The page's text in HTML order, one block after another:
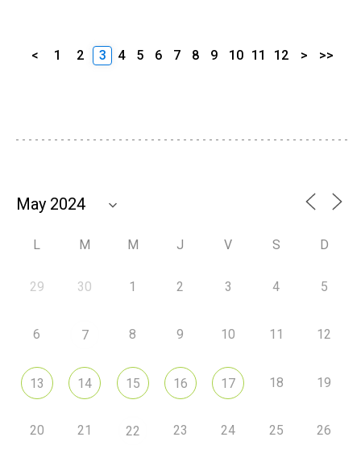
< 1 2 3 4 5 6 7 8 9 10 11 12 > >>
L M M J V S D
29 30 1 2 3 4 5
6 7 8 9 10 11 12
13 14 15 16 17 18 19
20 21 22 23 24 25 26